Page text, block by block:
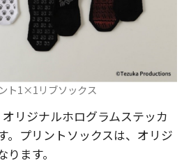
ト1×1リブソックス
リジナルホログラムステッカ
。プリントソックスは、オリジ
ます。